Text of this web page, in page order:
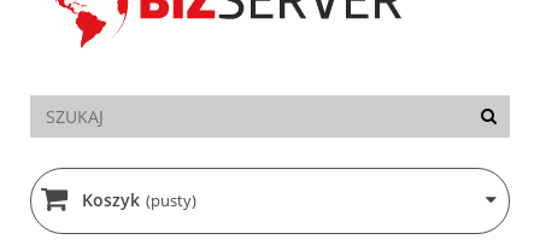
Koszyk (pusty)